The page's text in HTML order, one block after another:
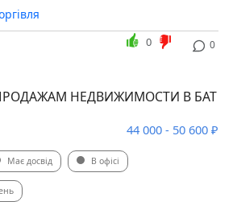
0
0
НЕДВИЖИМОСТИ В БАТ
44 000 - 50 600 ₽
Має досвід В офісі